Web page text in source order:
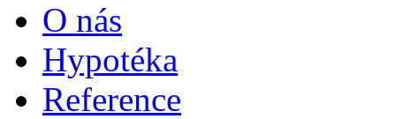
O nás
Hypotéka
Reference